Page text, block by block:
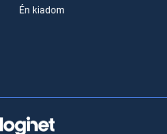
Én kiadom